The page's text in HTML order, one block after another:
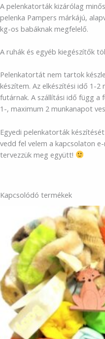
A pelenkatorták kizárólag
pelenka Pampers márkájú,
kg-os babáknak megfelelő.
A ruhák és egyéb kiegészítők
Pelenkatortát nem tartok
készítem. Az elkészítési idő 1-
futárnak. A szállítási idő függ
1-, maximum 2 munkanapot
Egyedi pelenkatorták
vedd fel velem a kapcsolaton
tervezzük meg együtt!
Kapcsolódó termékek